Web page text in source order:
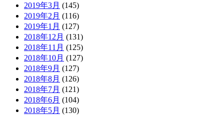
2019年3月 (145)
2019年2月 (116)
2019年1月 (127)
2018年12月 (131)
2018年11月 (125)
2018年10月 (127)
2018年9月 (127)
2018年8月 (126)
2018年7月 (121)
2018年6月 (104)
2018年5月 (130)